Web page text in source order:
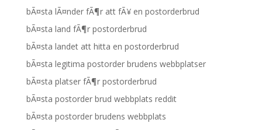
bÃ¤sta lÃ¤nder fÃ¶r att fÃ¥ en postorderbrud
bÃ¤sta land fÃ¶r postorderbrud
bÃ¤sta landet att hitta en postorderbrud
bÃ¤sta legitima postorder brudens webbplatser
bÃ¤sta platser fÃ¶r postorderbrud
bÃ¤sta postorder brud webbplats reddit
bÃ¤sta postorder brudens webbplats